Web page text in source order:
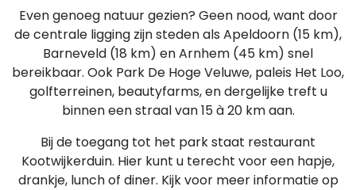
Even genoeg natuur gezien? Geen nood, want door
de centrale ligging zijn steden als Apeldoorn (15 km),
Barneveld (18 km) en Arnhem (45 km) snel
bereikbaar. Ook Park De Hoge Veluwe, paleis Het Loo,
golfterreinen, beautyfarms, en dergelijke treft u
binnen een straal van 15 à 20 km aan.
Bij de toegang tot het park staat restaurant
Kootwijkerduin. Hier kunt u terecht voor een hapje,
drankje, lunch of diner. Kijk voor meer informatie op